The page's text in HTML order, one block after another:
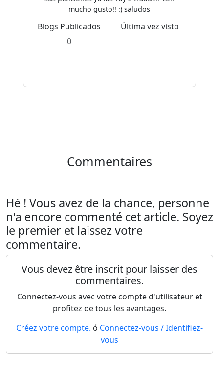
mucho gusto!! :) saludos
Blogs Publicados
0
Última vez visto
Commentaires
Hé ! Vous avez de la chance, personne
n'a encore commenté cet article. Soyez
le premier et laissez votre
commentaire.
Vous devez être inscrit pour laisser des
commentaires.
Connectez-vous avec votre compte d'utilisateur et
profitez de tous les avantages.
Créez votre compte. ó Connectez-vous / Identifiez-
vous